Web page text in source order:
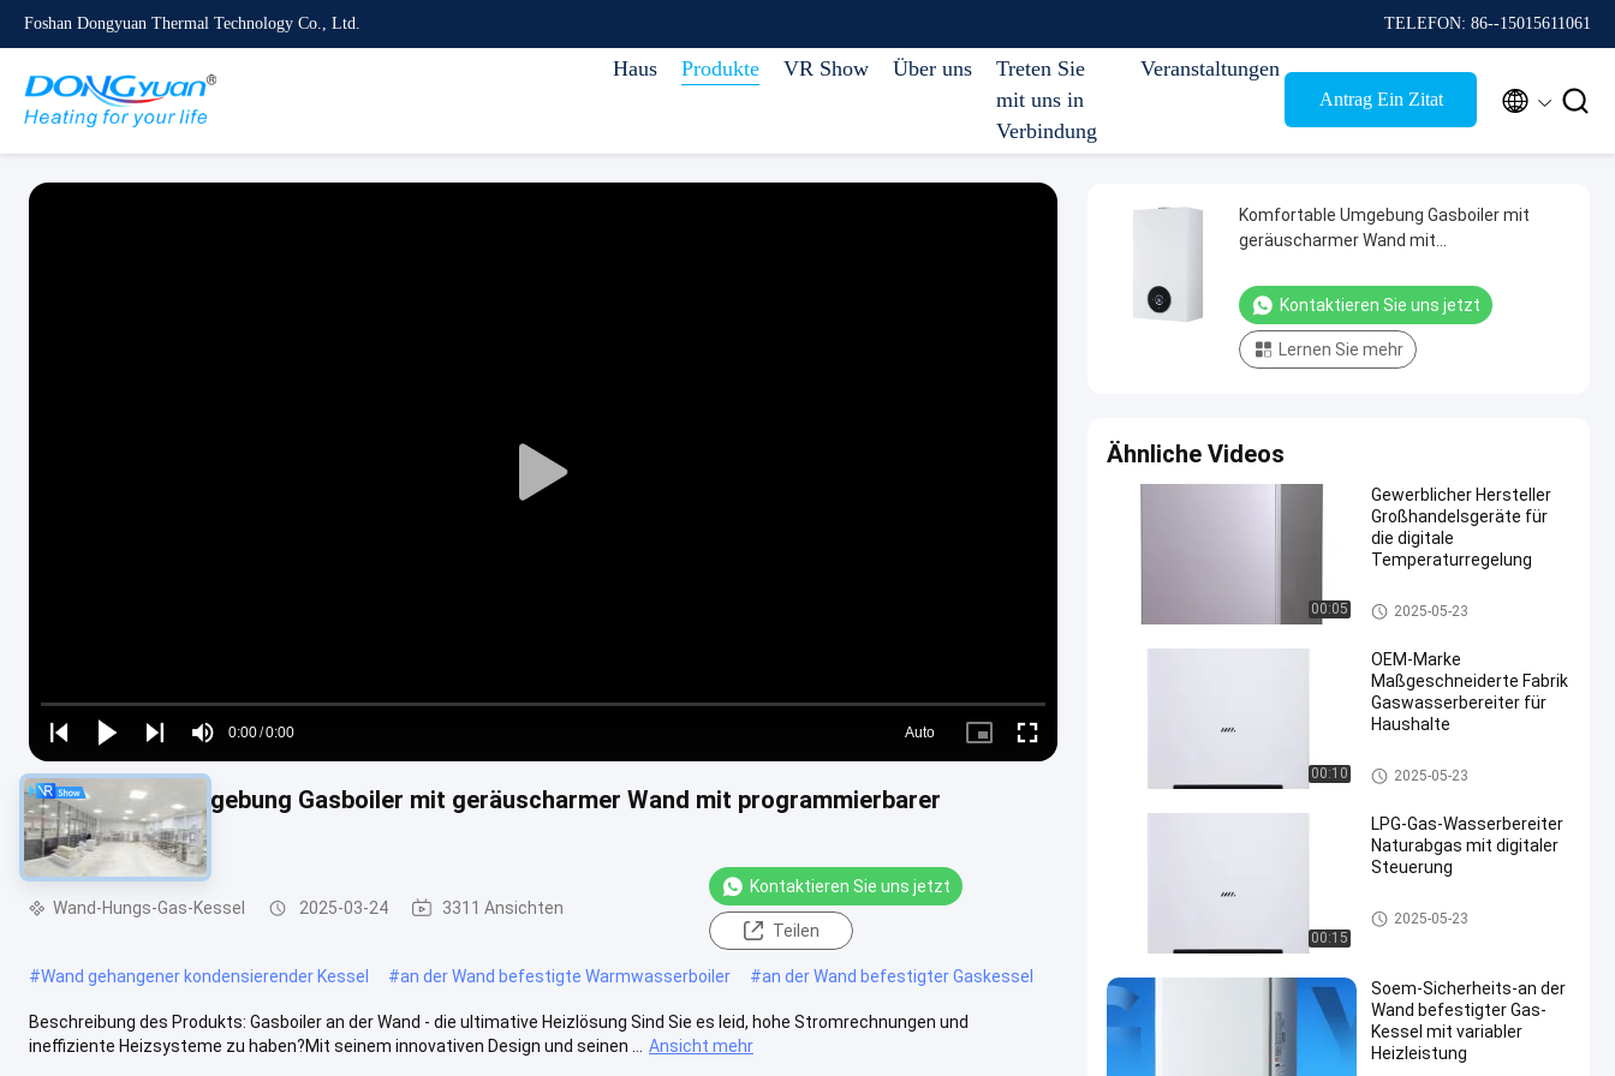
Foshan Dongyuan Thermal Technology Co., Ltd. TELEFON: 86--15015611061
Haus Produkte VR Show Über uns
Treten Sie
mit uns in
Verbindung
Veranstaltungen
Antrag Ein Zitat  
Play
Play
Play
Play
Mute
Time
0:00/0:00
Loaded:
0%
Auto
Picture- Fullscreen
Komfortable Umgebung Gasboiler mit geräuscharmer Wand mit programmierbarer
Steuerung
Wand-Hungs-Gas-Kessel 2025-03-24 3311 Ansichten
Kontaktieren Sie uns jetzt
Teilen
#Wand gehangener kondensierender Kessel #an der Wand befestigte Warmwasserboiler #an der Wand befestigter Gaskessel
Beschreibung des Produkts: Gasboiler an der Wand - die ultimative Heizlösung Sind Sie es leid, hohe Stromrechnungen und
ineffiziente Heizsysteme zu haben?Mit seinem innovativen Design und seinen ...
Ansicht mehr
Komfortable Umgebung Gasboiler mit
geräuscharmer Wand mit
Kontaktieren Sie uns jetzt
Lernen Sie mehr
Ähnliche Videos
00:05
Gewerblicher Hersteller
Großhandelsgeräte für
die digitale
Temperaturregelung
Wand-Hungs-Gas-Kessel
2025-05-23
00:10
OEM-Marke
Maßgeschneiderte Fabrik
Gaswasserbereiter für
Haushalte
Wand-Hungs-Gas-Kessel
2025-05-23
00:15
LPG-Gas-Wasserbereiter
Naturabgas mit digitaler
Steuerung
Wand-Hungs-Gas-Kessel
2025-05-23
Soem-Sicherheits-an der
Wand befestigter Gas-
Kessel mit variabler
Heizleistung